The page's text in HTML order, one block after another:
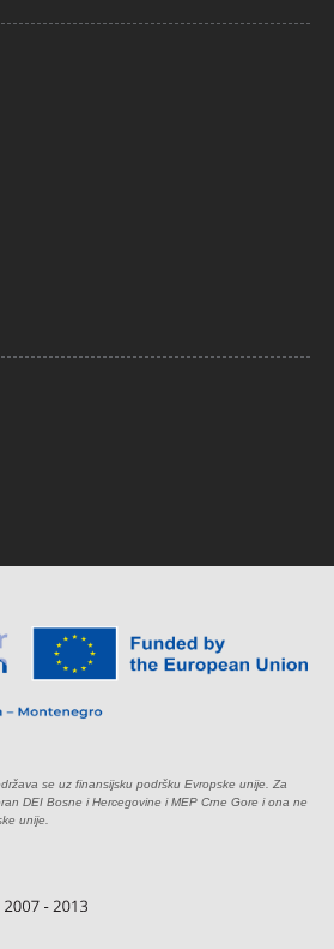
se uz finansijsku podršku Evropske unije. Za
DEI Bosne i Hercegovine i MEP Crne Gore i ona ne
unije.